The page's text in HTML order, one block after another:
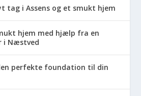
tag i Assens og et smukt hjem
hjem med hjælp fra en
i Næstved
perfekte foundation til din